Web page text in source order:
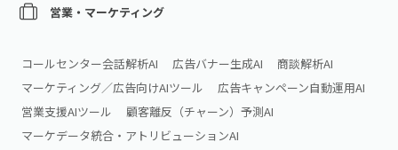
営業・マーケティング
コールセンター会話解析AI 広告バナー生成AI
商談解析AI
マーケティング／広告向けAIツール
広告キャンペーン自動運用AI
営業支援AIツール
顧客離反（チャーン）予測AI
マーケデータ統合・アトリビューションAI